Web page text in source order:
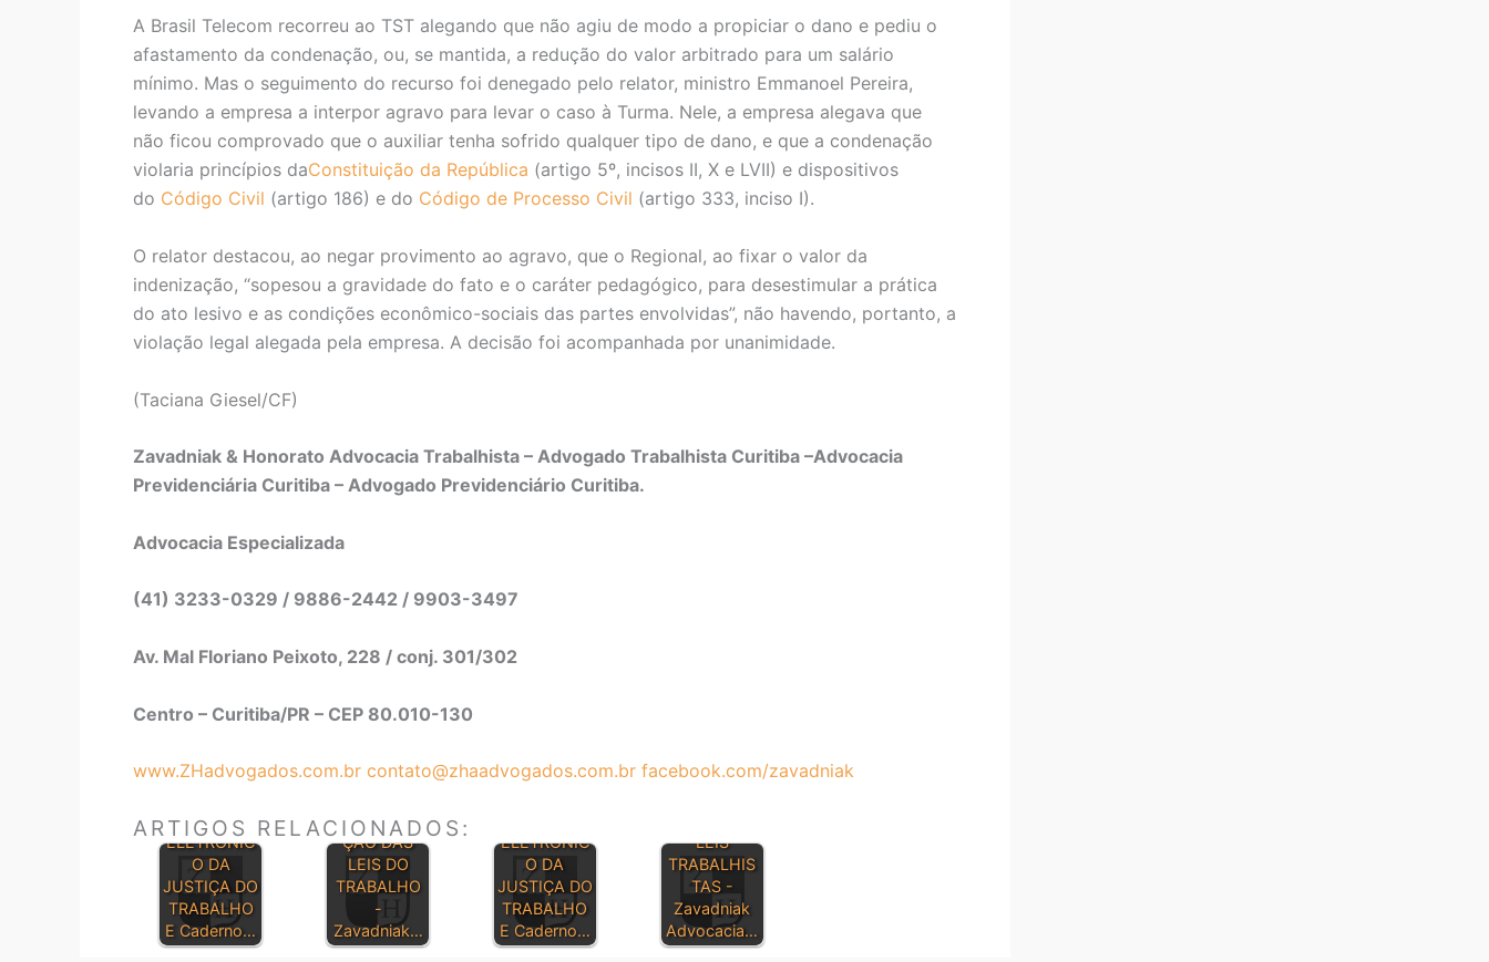
A Brasil Telecom recorreu ao TST alegando que não agiu de modo a propiciar o dano e pediu o
afastamento da condenação, ou, se mantida, a redução do valor arbitrado para um salário
mínimo. Mas o seguimento do recurso foi denegado pelo relator, ministro Emmanoel Pereira,
levando a empresa a interpor agravo para levar o caso à Turma. Nele, a empresa alegava que
não ficou comprovado que o auxiliar tenha sofrido qualquer tipo de dano, e que a condenação
violaria princípios daConstituição da República (artigo 5º, incisos II, X e LVII) e dispositivos
do Código Civil (artigo 186) e do Código de Processo Civil (artigo 333, inciso I).
O relator destacou, ao negar provimento ao agravo, que o Regional, ao fixar o valor da
indenização, “sopesou a gravidade do fato e o caráter pedagógico, para desestimular a prática
do ato lesivo e as condições econômico-sociais das partes envolvidas”, não havendo, portanto, a
violação legal alegada pela empresa. A decisão foi acompanhada por unanimidade.
(Taciana Giesel/CF)
Zavadniak & Honorato Advocacia Trabalhista – Advogado Trabalhista Curitiba –Advocacia
Previdenciária Curitiba – Advogado Previdenciário Curitiba.
Advocacia Especializada
(41) 3233-0329 / 9886-2442 / 9903-3497
Av. Mal Floriano Peixoto, 228 / conj. 301/302
Centro – Curitiba/PR – CEP 80.010-130
www.ZHadvogados.com.br contato@zhaadvogados.com.br facebook.com/zavadniak
ARTIGOS RELACIONADOS:
DIÁRIO
ELETRÔNIC
O DA
JUSTIÇA DO
TRABALHO
E Caderno…
CONSOLIDA
ÇÃO DAS
LEIS DO
TRABALHO
-
Zavadniak…
ELETRÔNIC
O DA
JUSTIÇA DO
TRABALHO
E Caderno…
LEIS
TRABALHIS
TAS -
Zavadniak
Advocacia…